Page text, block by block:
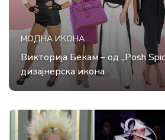
МОДНА ИКОНА
Викторија Бекам – од „Posh
дизајнерска икона